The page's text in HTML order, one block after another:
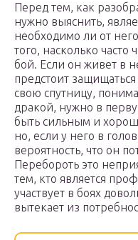
Перед тем, как
нужно выяснить,
необходимо ли от
того, насколько часто
бой. Если он живет в
предстоит защищаться
свою спутницу,
дракой, нужно в
быть сильным и
но, если у него в
вероятность, что он
Перебороть это
тем, кто является
участвует в боях
вытекает из